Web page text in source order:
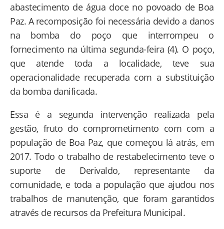
abastecimento de água doce no povoado de Boa
Paz. A recomposição foi necessária devido a danos
na bomba do poço que interrompeu o
fornecimento na última segunda-feira (4). O poço,
que atende toda a localidade, teve sua
operacionalidade recuperada com a substituição
da bomba danificada.
Essa é a segunda intervenção realizada pela
gestão, fruto do comprometimento com com a
população de Boa Paz, que começou lá atrás, em
2017. Todo o trabalho de restabelecimento teve o
suporte de Derivaldo, representante da
comunidade, e toda a população que ajudou nos
trabalhos de manutenção, que foram garantidos
através de recursos da Prefeitura Municipal.